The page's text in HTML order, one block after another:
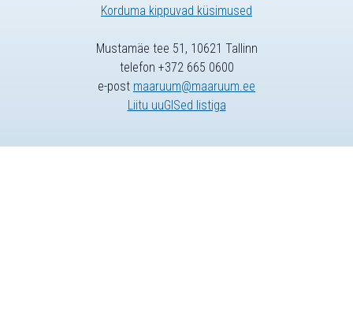
Korduma kippuvad küsimused
Mustamäe tee 51, 10621 Tallinn
telefon +372 665 0600
e-post maaruum@maaruum.ee
Liitu uuGISed listiga